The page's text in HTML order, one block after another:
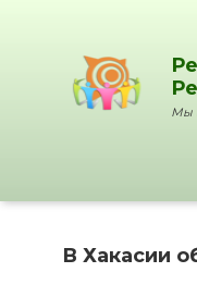
Мы
В Хакасии